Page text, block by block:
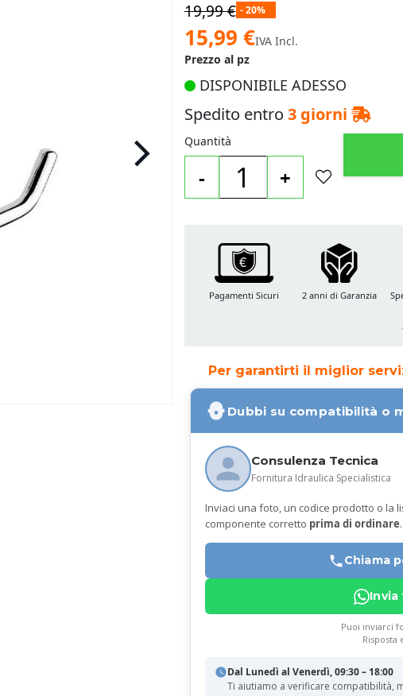
19,99 € - 20%
Prezzo
speciale
15,99 €IVA Incl.
Prezzo al pz
DISPONIBILE ADESSO
Spedito entro 3 giorni
Quantità
- +
Per garantirti il miglior
Dubbi su compatibilità o
Consulenza Tecnica
Fornitura Idraulica Specialistica
Inviaci una foto, un codice prodotto o la
componente corretto prima di ordinare.
Chiama
Puoi inviarci
Risposta
Dal Lunedì al Venerdì, 09:30 – 18:00
Ti aiutiamo a verificare compatibilità,
Pagamenti Sicuri 2 anni di Garanzia